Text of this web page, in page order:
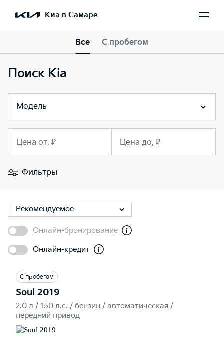
Киа в Самаре
Все С пробегом
Поиск Kia
Модель
Цена от, ₽ Цена до, ₽
Фильтры
Рекомендуемое
Онлайн-бронирование
Онлайн-кредит
С пробегом
Soul 2019
2.0 л / 150 л.c. / бензин / автоматическая /
передний привод